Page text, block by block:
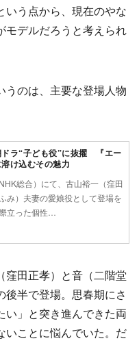
いう点から、現在のやな
モデルだろうと考えられ
のは、主要な登場人物
ラ“子ども役”に抜擢 『エー
け込むその魅力
総合）にて、古山裕一（窪田
み）夫妻の愛娘役として登場を
立った個性…
田正孝）と音（二階堂
半で登場。思春期にさ
い」と突き進んできた両
いことに悩んでいた。だ